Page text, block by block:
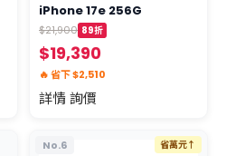
iPhone 17e 256G
$21,900 89折
$19,390
🔥 省下 $2,510
詳情 詢價
No.6 省萬元↑